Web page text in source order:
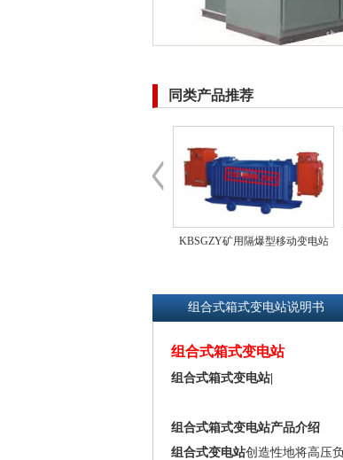
同类产品推荐
KBSGZY矿用隔爆型移动变电站
组合式箱式变电站说明书
组合式箱式变电站
组合式箱式变电站|
组合式箱式变电站产品介绍
组合式变电站创造性地将高压